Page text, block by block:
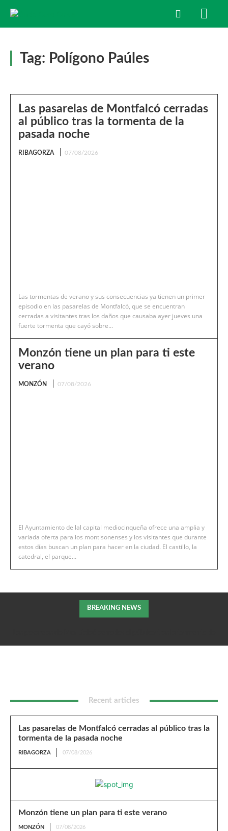
Tag: Polígono Paúles
Las pasarelas de Montfalcó cerradas
al público tras la tormenta de la
pasada noche
RIBAGORZA 07/08/2026
Las tormentas de verano y sus consecuencias ya tienen un primer
episodio en las pasarelas de Montfalcó, que se encuentran
cerradas a visitantes tras los daños que causaba ayer jueves una
fuerte tormenta que cayó sobre...
Monzón tiene un plan para ti este
verano
MONZÓN 07/08/2026
El Ayuntamiento de lal capital mediocinqueña ofrece una amplia y
variada oferta para los montisonenses y los visitantes que durante
estos días buscan un plan para hacer en la ciudad. El castillo, la
catedral, el parque...
BREAKING NEWS
Recent articles
Las pasarelas de Montfalcó cerradas al público tras la
tormenta de la pasada noche
RIBAGORZA 07/08/2026
Monzón tiene un plan para ti este verano
MONZÓN 07/08/2026